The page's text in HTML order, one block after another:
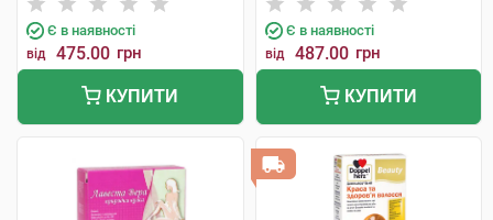
Є в наявності
від 475.00 грн
КУПИТИ
Є в наявності
від 487.00 грн
КУПИТИ